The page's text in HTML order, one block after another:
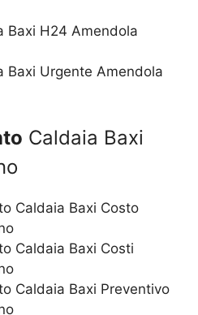
Baxi H24 Amendola
Baxi Urgente Amendola
Caldaia Baxi
Caldaia Baxi Costo
Caldaia Baxi Costi
Caldaia Baxi Preventivo